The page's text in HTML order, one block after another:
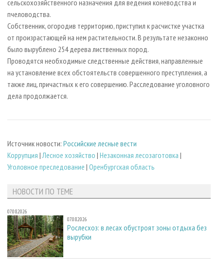
сельскохозяйственного назначения для ведения коневодства и
пчеловодства.
Собственник, огородив территорию, приступил к расчистке участка
от произрастающей на нем растительности. В результате незаконно
было вырублено 254 дерева лиственных пород.
Проводятся необходимые следственные действия, направленные
на установление всех обстоятельств совершенного преступления, а
также лиц, причастных к его совершению. Расследование уголовного
дела продолжается.
Источник новости: Российские лесные вести
Коррупция |Лесное хозяйство | Незаконная лесозаготовка |
Уголовное преследование | Оренбургская область
НОВОСТИ ПО ТЕМЕ
07.08.2026
07.08.2026
Рослесхоз: в лесах обустроят зоны отдыха без
вырубки